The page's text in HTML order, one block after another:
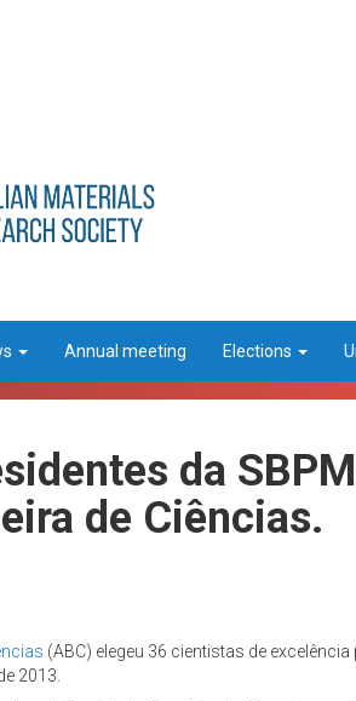
Annual meeting Elections
da
de Ciências.
(ABC) elegeu 36 cientistas de
2013.